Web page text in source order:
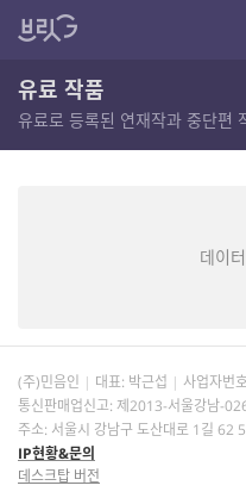
유료 작품
유료로 등록된 연재작과 중단편
데이
(주)민음인 대표: 박근섭 사업자번
통신판매업신고: 제2013-서울강남-
주소: 서울시 강남구 도산대로 1길 62
IP현황&문의
데스크탑 버전